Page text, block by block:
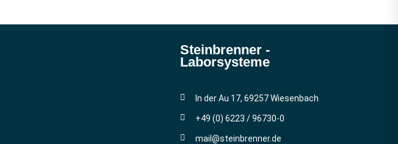
Steinbrenner ­
Laborsysteme
In der Au 17, 69257 Wiesenbach
+49 (0) 6223 / 96730-0
mail@steinbrenner.de